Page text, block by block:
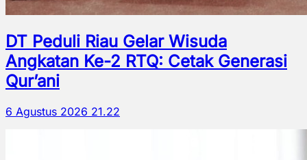
DT Peduli Riau Gelar Wisuda
Angkatan Ke-2 RTQ: Cetak Generasi
Qur’ani
6 Agustus 2026 21.22